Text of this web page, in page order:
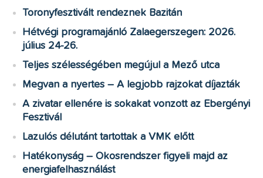
Toronyfesztivált rendeznek Bazitán
Hétvégi programajánló Zalaegerszegen: 2026.
július 24-26.
Teljes szélességében megújul a Mező utca
Megvan a nyertes – A legjobb rajzokat díjazták
A zivatar ellenére is sokakat vonzott az Ebergényi
Fesztivál
Lazulós délutánt tartottak a VMK előtt
Hatékonyság – Okosrendszer figyeli majd az
energiafelhasználást